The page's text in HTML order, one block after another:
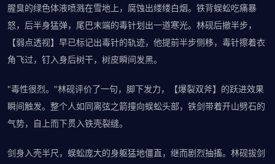
腥臭的绿色体液喷溅在雪地上，腐蚀出缕缕白烟。铁背蜈蚣吃痛暴
怒，后半身猛弹，尾巴末端的毒针划出一道寒光。林砚后撤半步，
【弱点透视】早已标记出毒针的轨迹，他提前半步侧移，毒针擦着衣
角飞过，钉入身后树干，树皮瞬间发黑。
"毒性很烈。"林砚评价了一句，脚下发力，【爆裂双斧】的跃进效果
瞬间触发。整个人如同离弦之箭撞向蜈蚣头部，铁剑带着开山劈石的
气势，自上而下贯入铁壳裂缝。
剑身入壳半尺，蜈蚣庞大的身躯猛地僵直，继而剧烈抽搐。林砚拔剑